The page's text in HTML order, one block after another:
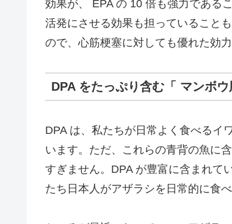
効果が、 EPA の 10 倍も強力である
活発にさせる効果も担っていること
ので、心筋梗塞に対しても優れた効
DPA をたっぷり含む「 マンボウ
DPA は、私たちが日常よく食べるイ
います。ただ、これらの青背の魚に
すぎません。DPA が豊富に含まれて
たち日本人がアザラシを日常的に食